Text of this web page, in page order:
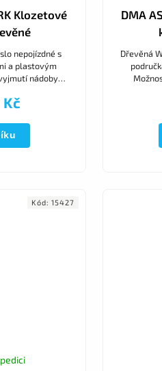
Klozetové
nepojízdné s
a plastovým
nádoby
DMA
Dřevěná
Kód: 15427